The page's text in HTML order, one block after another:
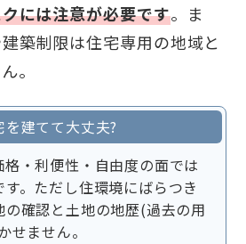
には注意が必要です。ま
築制限は住宅専用の地域と
。
建てて大丈夫?
・利便性・自由度の面では
。ただし住環境にばらつき
確認と土地の地歴(過去の用
せません。